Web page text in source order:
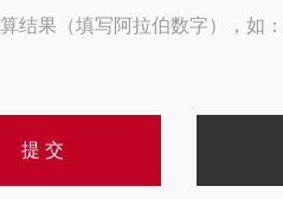
结果（填写阿拉伯数字），如